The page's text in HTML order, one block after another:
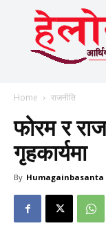
Home राजनीति
फोरम र
गृहकार्यमा
By Humagainbasanta